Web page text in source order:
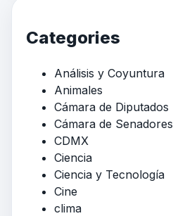
Categories
Análisis y Coyuntura
Animales
Cámara de Diputados
Cámara de Senadores
CDMX
Ciencia
Ciencia y Tecnología
Cine
clima